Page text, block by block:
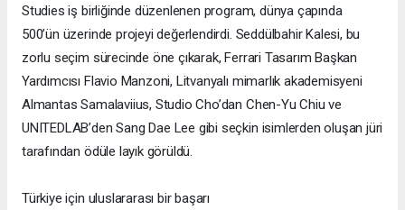
Studies iş birliğinde düzenlenen program, dünya çapında
500’ün üzerinde projeyi değerlendirdi. Seddülbahir Kalesi, bu
zorlu seçim sürecinde öne çıkarak, Ferrari Tasarım Başkan
Yardımcısı Flavio Manzoni, Litvanyalı mimarlık akademisyeni
Almantas Samalaviius, Studio Cho’dan Chen-Yu Chiu ve
UNITEDLAB’den Sang Dae Lee gibi seçkin isimlerden oluşan jüri
tarafından ödüle layık görüldü.
Türkiye için uluslararası bir başarı